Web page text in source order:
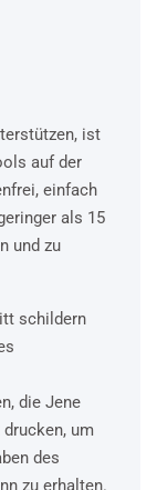
ist
auf der
einfach
als 15
und zu
schildern
die Jene
um
des
zu erhalten.